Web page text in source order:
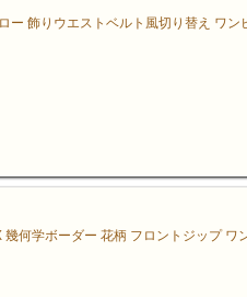
ー 飾りウエストベルト風切り替え ワン
何学ボーダー 花柄 フロントジップ ワ